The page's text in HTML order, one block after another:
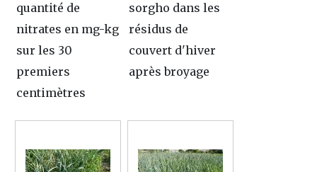
quantité de
nitrates en mg-kg
sur les 30
premiers
centimètres
sorgho dans les
résidus de
couvert d'hiver
après broyage